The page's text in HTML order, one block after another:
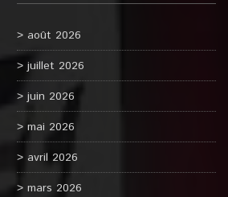
août 2026
juillet 2026
juin 2026
mai 2026
avril 2026
mars 2026